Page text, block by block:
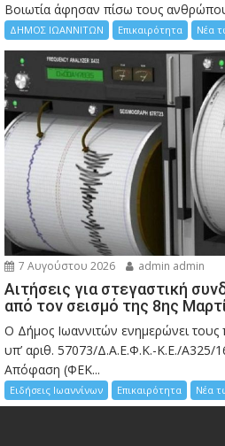
Bοιωτία άφησαν πίσω τους
ΔΗΜΟΣ ΙΩΑΝΝΙΤΩΝ Επικαιρότητα Νέα
7 Αυγούστου 2026 admin admin
Αιτήσεις για στεγαστική
από τον σεισμό της 8ης
Ο Δήμος Ιωαννιτών ενημερώνει τους
υπ’ αριθ. 57073/Δ.Α.Ε.Φ.Κ.-Κ.Ε./Α325/
Απόφαση (ΦΕΚ...
Ειδήσεις Ιωαννίνων Επικαιρότητα Νέα